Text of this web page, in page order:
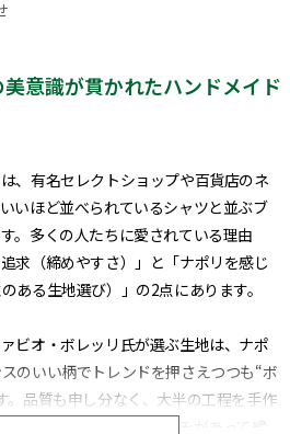
意識が貫かれたハンドメイド
、有名セレクトショップや百貨店のネ
いほど並べられているシャツと並ぶブ
。多くの人たちに愛されている理由
求（締めやすさ）」と「ナポリを感じ
ある生地選び）」の2点にあります。
ビオ・ボレッリ氏が選ぶ生地は、ナポ
のいい柄でトレンドを押さえつつも“ボ
。品質も申し分なく、大半の工程を手作